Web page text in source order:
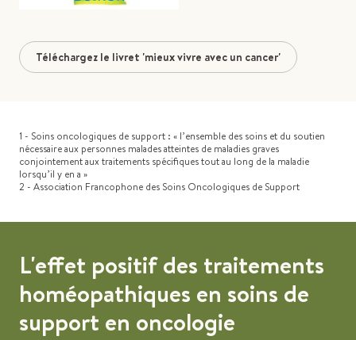
Téléchargez le livret 'mieux vivre avec un cancer'
1 - Soins oncologiques de support : « l’ensemble des soins et du soutien
nécessaire aux personnes malades atteintes de maladies graves
conjointement aux traitements spécifiques tout au long de la maladie
lorsqu’il y en a »
2 - Association Francophone des Soins Oncologiques de Support
L'effet positif des traitements
homéopathiques en soins de
support en oncologie